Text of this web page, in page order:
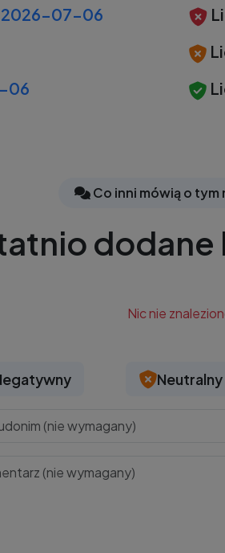
2026-07-06
06
Co inni mówią o tym
dodane
Nic nie
Neutralny